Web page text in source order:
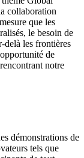
collaboration
que les
le besoin de
delà les frontières
de
notre
démonstrations de
tels que